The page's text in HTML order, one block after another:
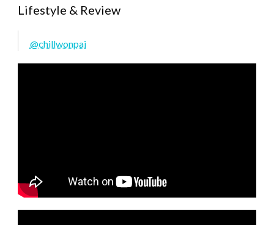
Lifestyle & Review
@chillwonpai